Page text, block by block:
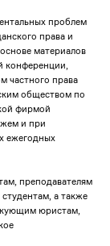
проблем
права и
материалов
конференции,
частного права
обществом по
фирмой
и при
ежегодных
преподавателям
а также
юристам,